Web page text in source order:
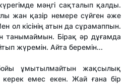
мәңгі сақталып қалды.
жан қазір немере сүйген әже
ол кісінің атын да сұрамаппын.
танымаймын. Бірақ әр дұғамда
жүремін. Айта беремін...
ұмытылмайтын жақсылық
емес екен. Жай ғана бір